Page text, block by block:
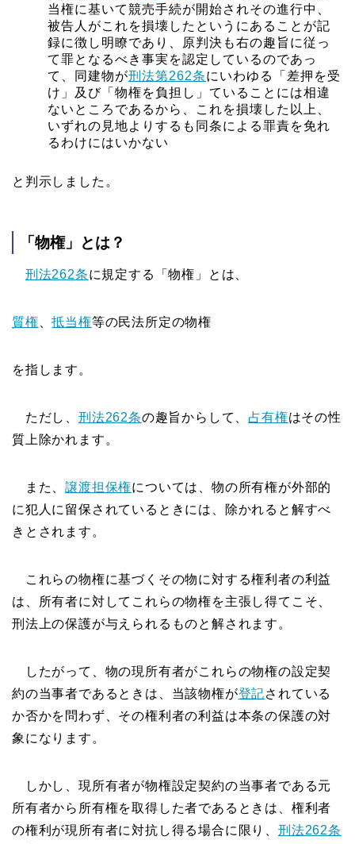
当権に基いて競売手続が開始されその進行中、
被告人がこれを損壊したというにあることが記
録に徴し明瞭であり、原判決も右の趣旨に従っ
て罪となるべき事実を認定しているのであっ
て、同建物が刑法第262条にいわゆる「差押を受
け」及び「物権を負担し」ていることには相違
ないところであるから、これを損壊した以上、
いずれの見地よりするも同条による罪責を免れ
るわけにはいかない
と判示しました。
「物権」とは？
刑法262条に規定する「物権」とは、
質権 、抵当権等の民法所定の物権
を指します。
ただし、 刑法262条の趣旨からして、 占有権はその性
質上除かれます。
また、譲渡担保権については、物の所有権が外部的
に犯人に留保されているときには、除かれると解すべ
きとされます。
これらの物権に基づくその物に対する権利者の利益
は、所有者に対してこれらの物権を主張し得てこそ、
刑法上の保護が与えられるものと解されます。
したがって、物の現所有者がこれらの物権の設定契
約の当事者であるときは、当該物権が登記されている
か否かを問わず、その権利者の利益は本条の保護の対
象になります。
しかし、現所有者が物権設定契約の当事者である元
所有者から所有権を取得した者であるときは、権利者
の権利が現所有者に対抗し得る場合に限り、 刑法262条